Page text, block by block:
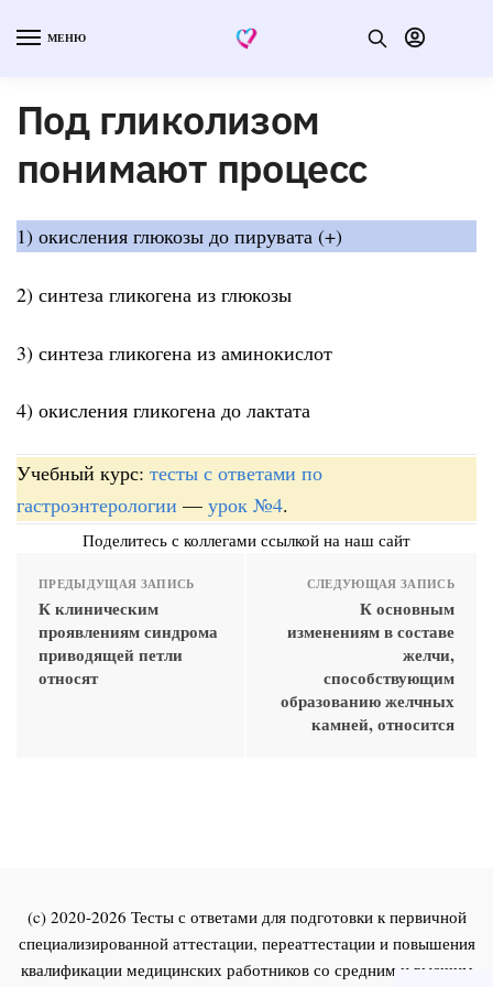
МЕНЮ
Под гликолизом
понимают процесс
1) окисления глюкозы до пирувата (+)
2) синтеза гликогена из глюкозы
3) синтеза гликогена из аминокислот
4) окисления гликогена до лактата
Учебный курс: тесты с ответами по
гастроэнтерологии — урок №4.
Поделитесь с коллегами ссылкой на наш сайт
ПРЕДЫДУЩАЯ ЗАПИСЬ
К клиническим
проявлениям синдрома
приводящей петли
относят
СЛЕДУЮЩАЯ ЗАПИСЬ
К основным
изменениям в составе
желчи,
способствующим
образованию желчных
камней, относится
(c) 2020-2026 Тесты с ответами для подготовки к первичной
специализированной аттестации, переаттестации и повышения
квалификации медицинских работников со средним и высшим